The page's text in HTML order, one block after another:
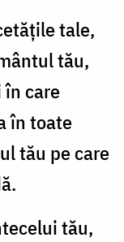
tale,
tău,
care
în toate
tău pe care
tău,